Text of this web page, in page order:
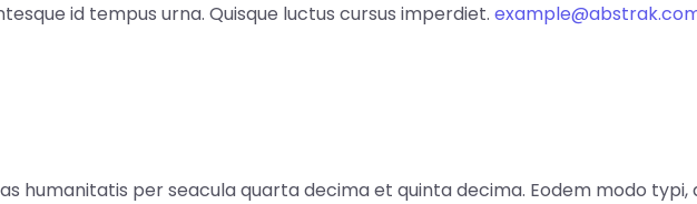
id tempus urna. Quisque luctus cursus imperdiet.
humanitatis per seacula quarta decima et quinta decima. Eodem modo typi,